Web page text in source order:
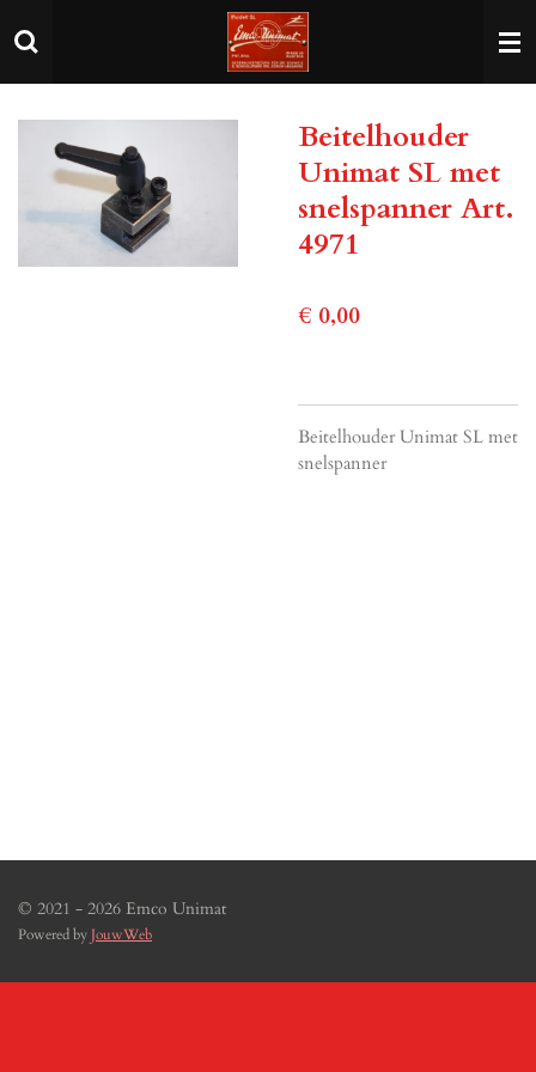
direct
Beitelhouder
Unimat SL met
snelspanner Art.
4971
€ 0,00
Beitelhouder Unimat SL met
snelspanner
© 2021 - 2026 Emco Unimat
Powered byJouwWeb